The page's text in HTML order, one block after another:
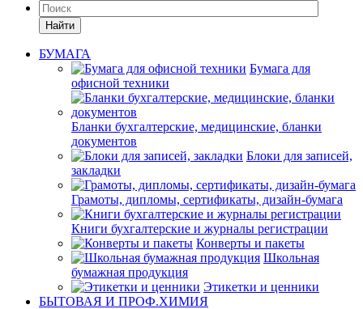
Найти
БУМАГА
Бумага для
офисной техники
Бланки бухгалтерские, медицинские, бланки
документов
Блоки для записей,
закладки
Грамоты, дипломы, сертификаты, дизайн-бумага
Книги бухгалтерские и журналы регистрации
Конверты и пакеты
Школьная
бумажная продукция
Этикетки и ценники
БЫТОВАЯ И ПРОФ.ХИМИЯ